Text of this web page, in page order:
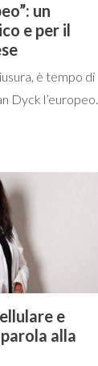
un
e per il
è tempo di
Dyck l’europeo.
e
alla